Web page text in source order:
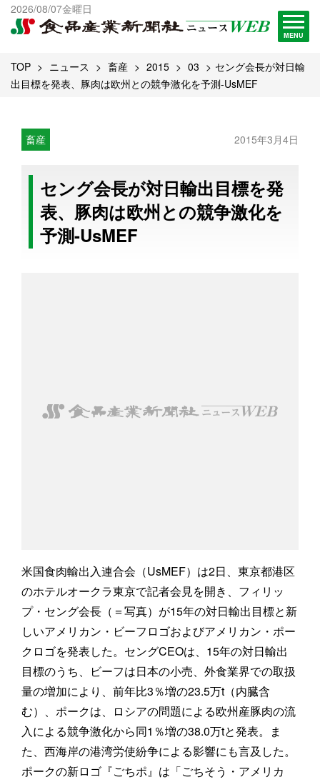
2026/08/07金曜日
MENU
出版物一覧へ
試読・購読申し込み
TOP ニュース 畜産 2015 03
セング会長が対日輸
出目標を発表、豚肉は欧州との競争激化を予測-UsMEF
畜産 2015年3月4日
セング会長が対日輸出目標を発
表、豚肉は欧州との競争激化を
予測-UsMEF
米国食肉輸出入連合会（UsMEF）は2日、東京都港区
のホテルオークラ東京で記者会見を開き、フィリッ
プ・セング会長（＝写真）が15年の対日輸出目標と新
しいアメリカン・ビーフロゴおよびアメリカン・ポー
クロゴを発表した。セングCEOは、15年の対日輸出
目標のうち、ビーフは日本の小売、外食業界での取扱
量の増加により、前年比3％増の23.5万t（内臓含
む）、ポークは、ロシアの問題による欧州産豚肉の流
入による競争激化から同1％増の38.0万tと発表。ま
た、西海岸の港湾労使紛争による影響にも言及した。
ポークの新ロゴ『ごちポ』は「ごちそう・アメリカ